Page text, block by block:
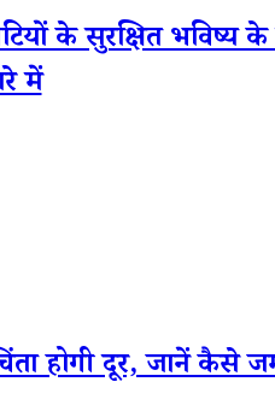
के सुरक्षित भविष्य
में
होगी दूर, जानें कैसे